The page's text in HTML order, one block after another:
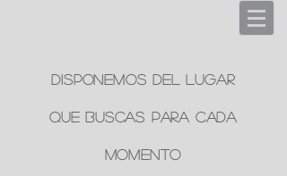
Disponemos del lugar
que buscas para cada
momento